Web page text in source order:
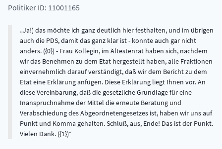
Politiker ID: 11001165
Ja!) das möchte ich ganz deutlich hier festhalten, und im übrigen
auch die PDS, damit das ganz klar ist - konnte auch gar nicht
anders. ({0}) - Frau Kollegin, im Ältestenrat haben sich, nachdem
wir das Benehmen zu dem Etat hergestellt haben, alle Fraktionen
einvernehmlich darauf verständigt, daß wir dem Bericht zu dem
Etat eine Erklärung anfügen. Diese Erklärung liegt Ihnen vor. An
diese Vereinbarung, daß die gesetzliche Grundlage für eine
Inanspruchnahme der Mittel die erneute Beratung und
Verabschiedung des Abgeordnetengesetzes ist, haben wir uns auf
Punkt und Komma gehalten. Schluß, aus, Ende! Das ist der Punkt.
Vielen Dank. ({1})